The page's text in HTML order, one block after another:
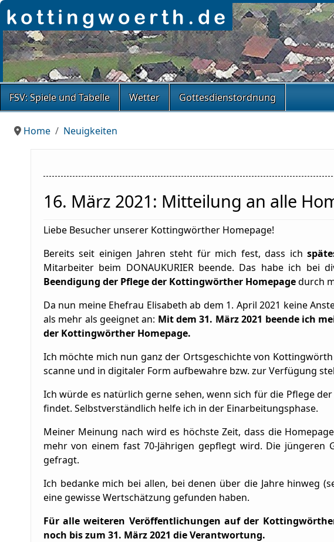
FSV: Spiele und Tabelle Wetter Gottesdienstordnung
Home Neuigkeiten
16. März 2021: Mitteilung an alle
Liebe Besucher unserer Kottingwörther Homepage!
Bereits seit einigen Jahren steht für mich fest, dass ich
Mitarbeiter beim DONAUKURIER beende. Das habe ich bei
Beendigung der Pflege der Kottingwörther Homepagedurch
Da nun meine Ehefrau Elisabeth ab dem 1. April 2021 keine
als mehr als geeignet an: Mit dem 31. März 2021 beende ich
der Kottingwörther Homepage.
Ich möchte mich nun ganz der Ortsgeschichte von
scanne und in digitaler Form aufbewahre bzw. zur Verfügung
Ich würde es natürlich gerne sehen, wenn sich für die Pflege
findet. Selbstverständlich helfe ich in der Einarbeitungsphase.
Meiner Meinung nach wird es höchste Zeit, dass die
mehr von einem fast 70-Jährigen gepflegt wird. Die
gefragt.
Ich bedanke mich bei allen, bei denen über die Jahre hinweg
eine gewisse Wertschätzung gefunden haben.
Für alle weiteren Veröffentlichungen auf der
noch bis zum 31. März 2021 die Verantwortung.